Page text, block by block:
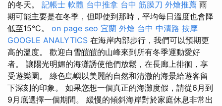
的冬天。 記帳士 軟體 台中推拿 台中 筋膜刀 外燴推薦 雨
期可能主要是在冬季，但即使到那時，平均每日溫度也會降
低至15°C。 on page seo 宜蘭 外燴 台中 中清路 按摩
GOOGLE ANALYTICS 在海岸內部步行，我們可以預期更
高的溫度。 歡迎白雪皚皚的山峰來到所有冬季運動愛好
者。 讓陽光明媚的海灘誘使他們放鬆，在長廊上徘徊，享
受遊樂園。 綠色島嶼以美麗的自然和清澈的海景給遊客留
下深刻的印象。 如果您想一個真正的海灘度假，請從6月到
9月底選擇一個期間。 緩慢的傾斜海岸對於家庭休息非常出